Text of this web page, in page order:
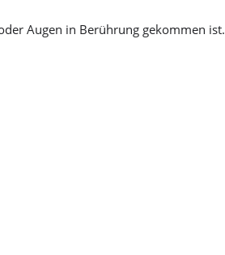
Augen in Berührung gekommen ist.